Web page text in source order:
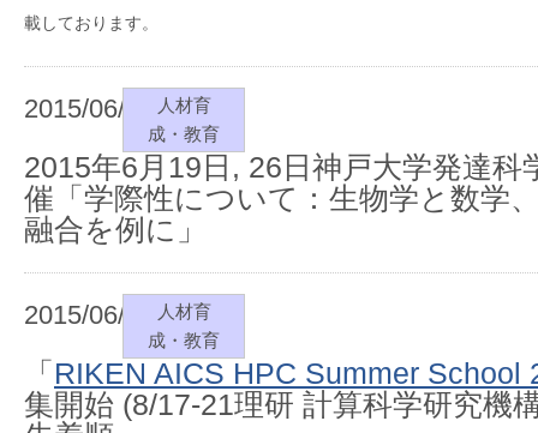
載しております。
2015/06/25
人材育
成・教育
2015年6月19日, 26日神戸大学発達科
催「学際性について：生物学と数学
融合を例に」
2015/06/15
人材育
成・教育
「 RIKEN AICS HPC Summer School
集開始 (8/17-21理研 計算科学研究機